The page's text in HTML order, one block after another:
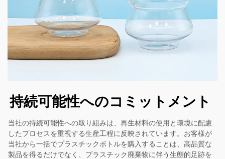
持続可能性へのコミットメント
当社の持続可能性への取り組みは、再生材料の使用と環境に配慮
したプロセスを重視する生産工程に反映されています。お客様が
当社から一括でプラスチックボトルを購入することは、高品質な
製品を得るだけでなく、プラスチック廃棄物に伴う生態的足跡を